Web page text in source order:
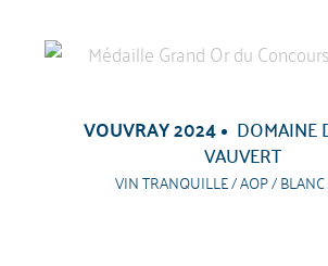
VOUVRAY 2024 DOMAINE
VAUVERT
VIN TRANQUILLE / AOP / BLANC